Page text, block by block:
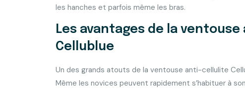
les hanches et parfois même les bras.
Les avantages de la
Cellublue
Un des grands atouts de la ventouse anti-cellulite
Même les novices peuvent rapidement s’habituer à